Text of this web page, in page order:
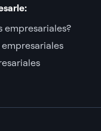
empresariales?